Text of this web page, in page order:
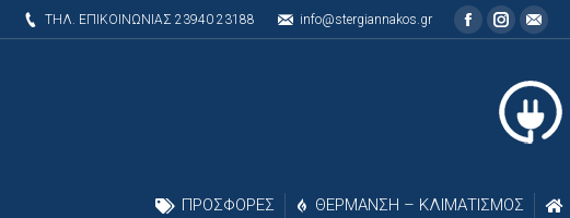
ΤΗΛ. ΕΠΙΚΟΙΝΩΝΙΑΣ 23940 23188 info@stergiannakos.gr
Facebook
Instagram
Mail
ΠΡΟΣΦΟΡΕΣ ΘΕΡΜΑΝΣΗ – ΚΛΙΜΑΤΙΣΜΟΣ